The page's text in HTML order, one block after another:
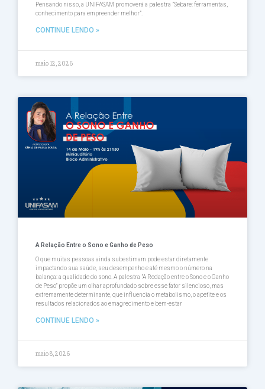
Pensando nisso, a UNIFASAM promoverá a palestra ”Sebare: ferramentas,
conhecimento para empreender melhor”.
CONTINUE LENDO »
maio 12, 2026
A Relação Entre o Sono e Ganho de Peso
O que muitas pessoas ainda subestimam pode estar diretamente
impactando sua saúde, seu desempenho e até mesmo o número na
balança: a qualidade do sono. A palestra ”A Redação entre o Sono e o Ganho
de Peso” propõe um olhar aprofundado sobre esse fator silencioso, mas
extremamente determinante, que influencia o metabolismo, o apetite e os
resultados relacionados ao emagrecimento e bem-estar
CONTINUE LENDO »
maio 8, 2026